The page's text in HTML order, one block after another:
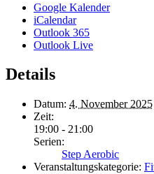
Google Kalender
iCalendar
Outlook 365
Outlook Live
Details
Datum: 4. November 2025
Zeit:
19:00 - 21:00
Serien:
Step Aerobic
Veranstaltungskategorie: